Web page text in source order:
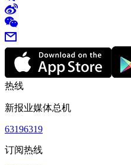
热线
新报业媒体总机
63196319
订阅热线